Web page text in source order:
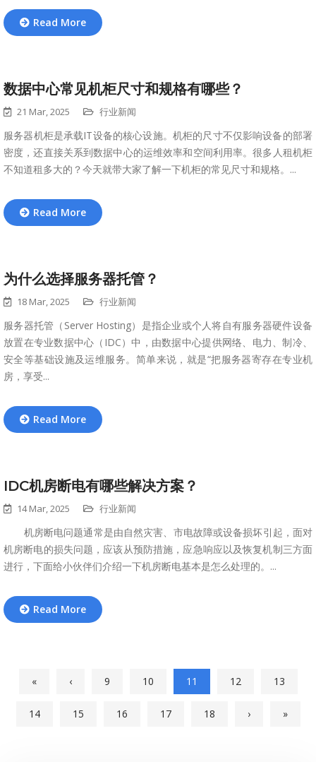
Read More
数据中心常见机柜尺寸和规格有哪些？
21 Mar, 2025 行业新闻
服务器机柜是承载IT设备的核心设施。机柜的尺寸不仅影响设备的部署
密度，还直接关系到数据中心的运维效率和空间利用率。很多人租机柜
不知道租多大的？今天就带大家了解一下机柜的常见尺寸和规格。...
Read More
为什么选择服务器托管？
18 Mar, 2025 行业新闻
服务器托管（Server Hosting）是指企业或个人将自有服务器硬件设备
放置在专业数据中心（IDC）中，由数据中心提供网络、电力、制冷、
安全等基础设施及运维服务。简单来说，就是“把服务器寄存在专业机
房，享受...
Read More
IDC机房断电有哪些解决方案？
14 Mar, 2025 行业新闻
机房断电问题通常是由自然灾害、市电故障或设备损坏引起，面对
机房断电的损失问题，应该从预防措施，应急响应以及恢复机制三方面
进行，下面给小伙伴们介绍一下机房断电基本是怎么处理的。...
Read More
« ‹ 9 10 11 12 13
14 15 16 17 18 › »